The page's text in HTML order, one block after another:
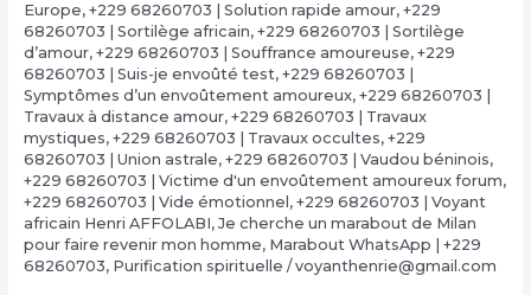
Europe, +229 68260703 | Solution rapide amour, +229
68260703 | Sortilège africain, +229 68260703 | Sortilège
d’amour, +229 68260703 | Souffrance amoureuse, +229
68260703 | Suis-je envoûté test, +229 68260703 |
Symptômes d’un envoûtement amoureux, +229 68260703 |
Travaux à distance amour, +229 68260703 | Travaux
mystiques, +229 68260703 | Travaux occultes, +229
68260703 | Union astrale, +229 68260703 | Vaudou béninois,
+229 68260703 | Victime d'un envoûtement amoureux forum,
+229 68260703 | Vide émotionnel , +229 68260703 | Voyant
africain Henri AFFOLABI, Je cherche un marabout de Milan
pour faire revenir mon homme, Marabout WhatsApp | +229
68260703, Purification spirituelle /voyanthenrie@gmail.com